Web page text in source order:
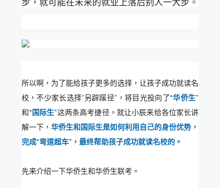
步，就可能在未来的就业上落后别人一大步。
所以啊，为了能给孩子更多的选择，让孩子成功就读名
校，不少家长选择“另辟蹊径”，将目光投向了“华侨生”
和“国际生”这两条高考捷径。就让小辰来给各位家长讲
解一下， 华侨生和国际生是如何利用自己的身份优势，
完成“弯道超车”，最终帮助孩子成功就读名校的。
先来介绍一下华侨生和华侨生联考。